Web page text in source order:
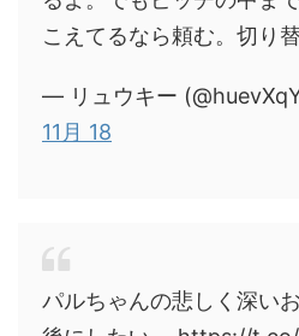
こえてるなら頼む。切り
— リュウキー
11月 18
パルちゃんの悲しく深い